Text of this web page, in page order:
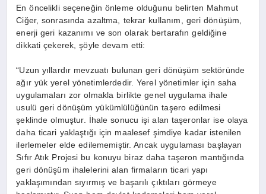
En öncelikli seçeneğin önleme olduğunu belirten Mahmut
Ciğer, sonrasında azaltma, tekrar kullanım, geri dönüşüm,
enerji geri kazanımı ve son olarak bertarafın geldiğine
dikkati çekerek, şöyle devam etti:
“Uzun yıllardır mevzuatı bulunan geri dönüşüm sektöründe
ağır yük yerel yönetimlerdedir. Yerel yönetimler için saha
uygulamaları zor olmakla birlikte genel uygulama ihale
usulü geri dönüşüm yükümlülüğünün taşero edilmesi
şeklinde olmuştur. İhale sonucu işi alan taşeronlar ise olaya
daha ticari yaklaştığı için maalesef şimdiye kadar istenilen
ilerlemeler elde edilememiştir. Ancak uygulaması başlayan
Sıfır Atık Projesi bu konuyu biraz daha taşeron mantığında
geri dönüşüm ihalelerini alan firmaların ticari yapı
yaklaşımından sıyırmış ve başarılı çıktıları görmeye